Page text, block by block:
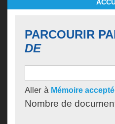
PARCOURIR
DE
Aller à Mémoire accepté
Nombre de